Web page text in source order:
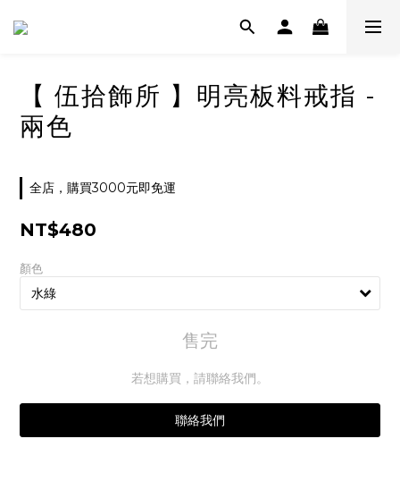
【 伍拾飾所 】明亮板料戒指 -
兩色
全店，購買3000元即免運
NT$480
顏色
售完
若想購買，請聯絡我們。
聯絡我們